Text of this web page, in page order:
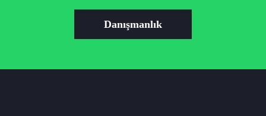
Danışmanlık